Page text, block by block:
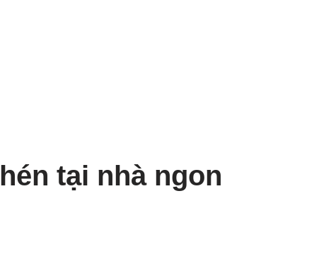
tại nhà ngon